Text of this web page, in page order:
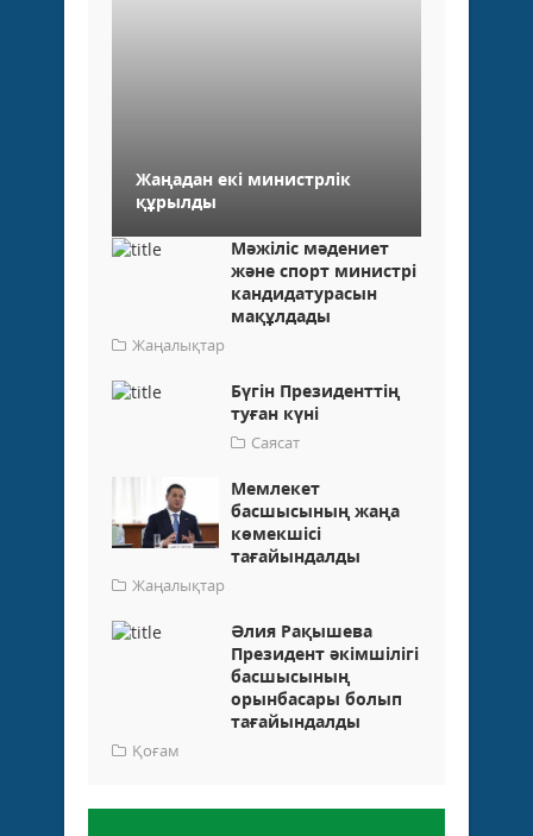
Жаңадан екі министрлік
құрылды
Мәжіліс мәдениет
және спорт министрі
кандидатурасын
мақұлдады
Жаңалықтар
Бүгін Президенттің
туған күні
Саясат
Мемлекет
басшысының жаңа
көмекшісі
тағайындалды
Жаңалықтар
Әлия Рақышева
Президент әкімшілігі
басшысының
орынбасары болып
тағайындалды
Қоғам